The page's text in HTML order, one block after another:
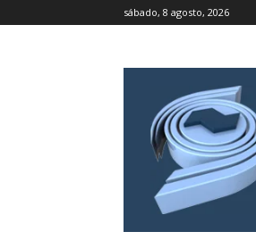
sábado, 8 agosto, 2026